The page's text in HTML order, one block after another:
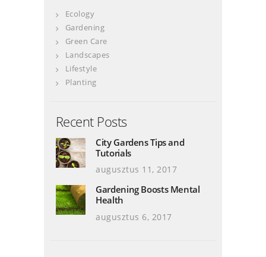
Ecology
Gardening
Green Care
Landscapes
Lifestyle
Planting
Recent Posts
City Gardens Tips and
Tutorials
augusztus 11, 2017
Gardening Boosts Mental
Health
augusztus 6, 2017